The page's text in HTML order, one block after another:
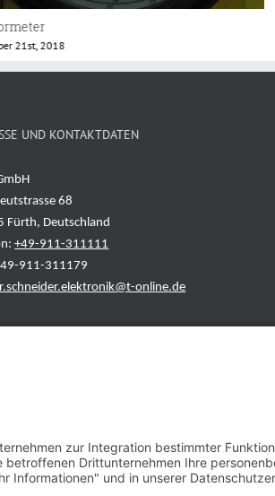
VDO
21st, 2018
UND KONTAKTDATEN
68
Fürth, Deutschland
+49-911-311111
911-311179
online.de